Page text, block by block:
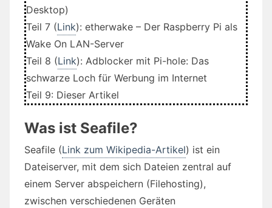
Desktop)
Teil 7 (Link): etherwake – Der Raspberry Pi als
Wake On LAN-Server
Teil 8 (Link): Adblocker mit Pi-hole: Das
schwarze Loch für Werbung im Internet
Teil 9: Dieser Artikel
Was ist Seafile?
Seafile (Link zum Wikipedia-Artikel) ist ein
Dateiserver, mit dem sich Dateien zentral auf
einem Server abspeichern (Filehosting),
zwischen verschiedenen Geräten